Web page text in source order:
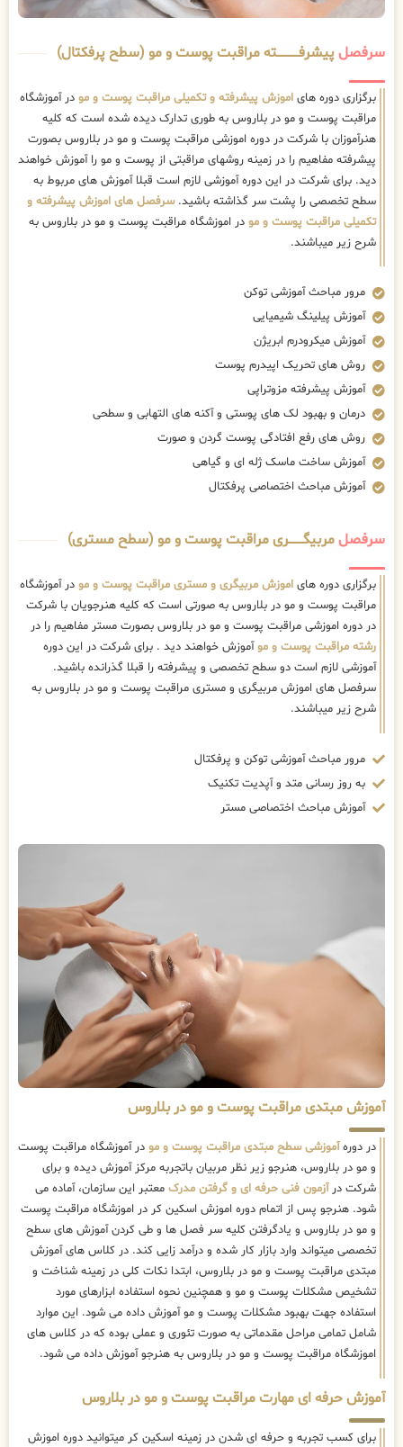
سرفصلپیشرفــــــــــــته مراقبت پوست و مو (سطح پرفکتال)
برگزاری دوره های اموزش پیشرفته و تکمیلی مراقبت پوست و مو در آموزشگاه
مراقبت پوست و مو در بلاروس به طوری تدارک دیده شده است که کلیه
هنرآموزان با شرکت در دوره اموزشی مراقبت پوست و مو در بلاروس بصورت
پیشرفته مفاهیم را در زمینه روشهای مراقبتی از پوست و مو را آموزش خواهند
دید. برای شرکت در این دوره آموزشی لازم است قبلا آموزش های مربوط به
سطح تخصصی را پشت سر گذاشته باشید.سرفصل های اموزش پیشرفته و
تکمیلی مراقبت پوست و مو در اموزشگاه مراقبت پوست و مو در بلاروس به
شرح زیر میباشند.
مرور مباحث آموزشی توکن
آموزش پیلینگ شیمیایی
آموزش میکرودرم ابریژن
روش های تحریک اپیدرم پوست
آموزش پیشرفته مزوتراپی
درمان و بهبود لک های پوستی و آکنه های التهابی و سطحی
روش های رفع افتادگی پوست گردن و صورت
آموزش ساخت ماسک ژله ای و گیاهی
آموزش مباحث اختصاصی پرفکتال
سرفصلمربیگــــــــری مراقبت پوست و مو (سطح مستری)
برگزاری دوره های اموزش مربیگری و مستری مراقبت پوست و مو در آموزشگاه
مراقبت پوست و مو در بلاروس به صورتی است که کلیه هنرجویان با شرکت
در دوره اموزشی مراقبت پوست و مو در بلاروس بصورت مستر مفاهیم را در
رشته مراقبت پوست و موآموزش خواهند دید . برای شرکت در این دوره
آموزشی لازم است دو سطح تخصصی و پیشرفته را قبلا گذرانده باشید.
سرفصل های اموزش مربیگری و مستری مراقبت پوست و مو در بلاروس به
شرح زیر میباشند.
مرور مباحث آموزشی توکن و پرفکتال
به روز رسانی متد و آپدیت تکنیک
آموزش مباحث اختصاصی مستر
آموزش مبتدی مراقبت پوست و مو در بلاروس
در دورهآموزشی سطح مبتدی مراقبت پوست و مو در آموزشگاه مراقبت پوست
و مو در بلاروس، هنرجو زیر نظر مربیان باتجربه مرکز آموزش دیده و برای
شرکت درآزمون فنی حرفه ای و گرفتن مدرک معتبر این سازمان، آماده می
شود. هنرجو پس از اتمام دوره اموزش اسکین کر در اموزشگاه مراقبت پوست
و مو در بلاروس و یادگرفتن کلیه سر فصل ها و طی کردن آموزش های سطح
تخصصی میتواند وارد بازار کار شده و درآمد زایی کند. در کلاس های آموزش
مبتدی مراقبت پوست و مو در بلاروس، ابتدا نکات کلی در زمینه شناخت و
تشخیص مشکلات پوست و مو و همچنین نحوه استفاده ابزارهای مورد
استفاده جهت بهبود مشکلات پوست و مو آموزش داده می شود. این موارد
شامل تمامی مراحل مقدماتی به صورت تئوری و عملی بوده که در کلاس های
اموزشگاه مراقبت پوست و مو در بلاروس به هنرجو آموزش داده می شود.
آموزش حرفه ای مهارت مراقبت پوست و مو در بلاروس
برای کسب تجربه و حرفه ای شدن در زمینه اسکین کر میتوانید دوره اموزش